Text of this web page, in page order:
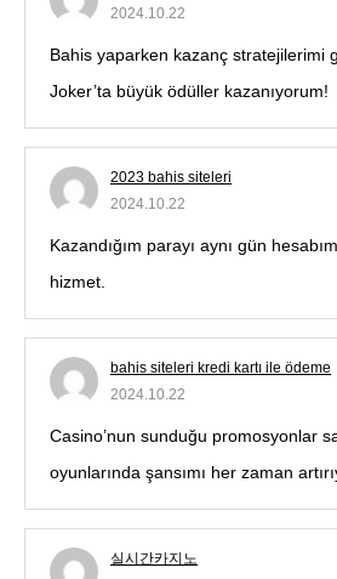
2024.10.22
Bahis yaparken kazanç stratejilerimi
Joker’ta büyük ödüller kazanıyorum!
2023 bahis siteleri
2024.10.22
Kazandığım parayı aynı gün
hizmet.
bahis siteleri kredi kartı ile ödeme
2024.10.22
Casino’nun sunduğu promosyonlar
oyunlarında şansımı her zaman
실시간카지노